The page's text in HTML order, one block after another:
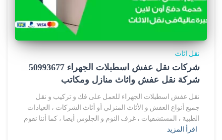
نقل اثاث
شركات نقل عفش اسطبلات الجهراء 50993677
شركة نقل عفش واثاث منازل ومكاتب
نقل عفش اسطبلات الجهراء للعمل على فك و تركيب و نقل
جميع أنواع العفش و الأثاث المنزلي أو أثاث الشركات ، العيادات
الطبية ، المستشفيات ، غرف النوم و الجلوس أيضا ، كما أننا نقوم
اقرأ المزيد